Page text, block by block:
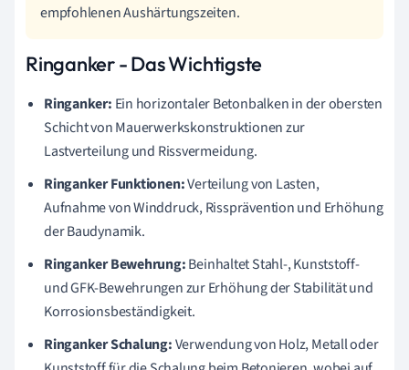
empfohlenen Aushärtungszeiten.
Ringanker - Das Wichtigste
Ringanker: Ein horizontaler Betonbalken in der obersten
Schicht von Mauerwerkskonstruktionen zur
Lastverteilung und Rissvermeidung.
Ringanker Funktionen:Verteilung von Lasten,
Aufnahme von Winddruck, Rissprävention und Erhöhung
der Baudynamik.
Ringanker Bewehrung:Beinhaltet Stahl-, Kunststoff-
und GFK-Bewehrungen zur Erhöhung der Stabilität und
Korrosionsbeständigkeit.
Ringanker Schalung:Verwendung von Holz, Metall oder